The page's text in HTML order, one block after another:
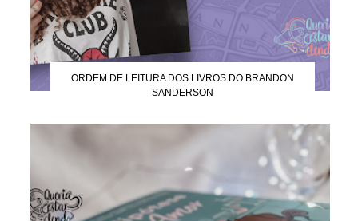
ORDEM DE LEITURA DOS LIVROS DO BRANDON
SANDERSON